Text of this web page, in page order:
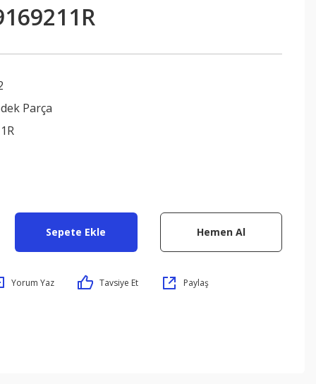
Parça
Sepete Ekle Hemen Al
Yorum Yaz Tavsiye Et Paylaş